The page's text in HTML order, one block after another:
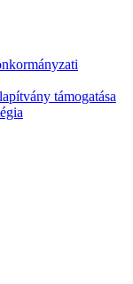
támogatása